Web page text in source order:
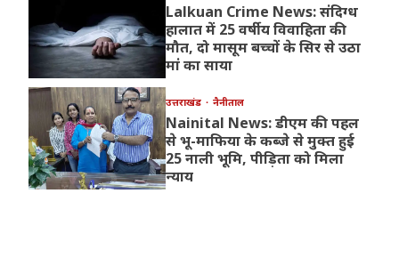
Lalkuan Crime News: संदिग्ध
हालात में 25 वर्षीय विवाहिता की
मौत, दो मासूम बच्चों के सिर से उठा
मां का साया
उत्तराखंड नैनीताल
Nainital News: डीएम की पहल
से भू-माफिया के कब्जे से मुक्त हुई
25 नाली भूमि, पीड़िता को मिला
न्याय